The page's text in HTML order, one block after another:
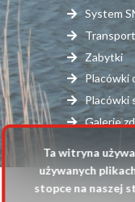
System
Zabytki
Placówki
Placówki
Galerie
©
Ta witryna
używanych
stopce na naszej